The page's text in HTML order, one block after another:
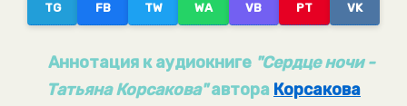
TG
FB TW WA VB PT VK
Аннотация к аудиокниге "Сердце ночи -
Татьяна Корсакова"автора Корсакова